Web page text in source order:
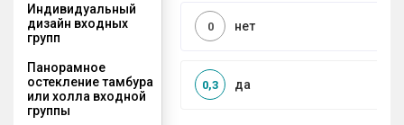
Индивидуальный
дизайн входных
групп
нет
0
Панорамное
остекление тамбура
или холла входной
группы
да
0,3